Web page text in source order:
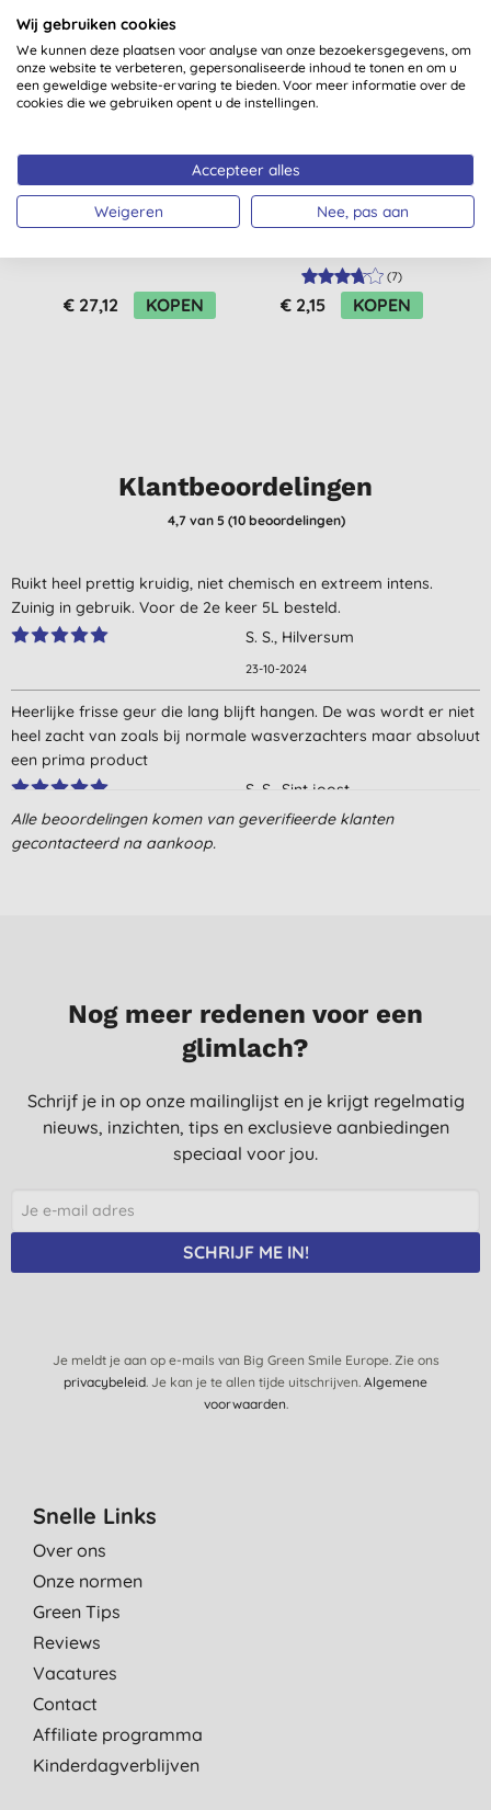
-20%
Bio- D Cotton Fresh
€ 27,12 KOPEN
Droguerie Ecologique
(7)
€ 2,15 KOPEN
Klantbeoordelingen
4,7 van 5 (10 beoordelingen)
Ruikt heel prettig kruidig, niet chemisch en extreem intens.
Zuinig in gebruik. Voor de 2e keer 5L besteld.
S. S., Hilversum
23-10-2024
Heerlijke frisse geur die lang blijft hangen. De was wordt er niet
heel zacht van zoals bij normale wasverzachters maar absoluut
een prima product
S. S., Sint joost
15-10-2020
E., scheldewindeke
Dit product is prima en in de toekomst, ben ik van plan weer te
Fijn in gebruik met een lekker fris (niet te zoet) geurtje. Mooi in
grote verpakking , dat scheelt weer plastic afval!
Heeft een zachte, natuurlijke geur en zorgt voor fris en zacht
Heerlijke geur en zachte was.
Het ruikt lekker en de was voelt zacht aan
Lekkere geur. Weet alleen nog niet zeker of de geur lang
genoeg blijft hangen.
Alle beoordelingen komen van geverifieerde klanten
gecontacteerd na aankoop.
Nog meer redenen voor een
glimlach?
Schrijf je in op onze mailinglijst en je krijgt regelmatig
nieuws, inzichten, tips en exclusieve aanbiedingen
speciaal voor jou.
SCHRIJF ME IN!
Je meldt je aan op e-mails van Big Green Smile Europe. Zie ons
privacybeleid. Je kan je te allen tijde uitschrijven. Algemene
voorwaarden.
Snelle Links
Over ons
Onze normen
Green Tips
Reviews
Vacatures
Contact
Affiliate programma
Kinderdagverblijven
Wij gebruiken cookies
We kunnen deze plaatsen voor analyse van onze bezoekersgegevens, om
onze website te verbeteren, gepersonaliseerde inhoud te tonen en om u
een geweldige website-ervaring te bieden. Voor meer informatie over de
cookies die we gebruiken opent u de instellingen.
Accepteer alles
Weigeren Nee, pas aan